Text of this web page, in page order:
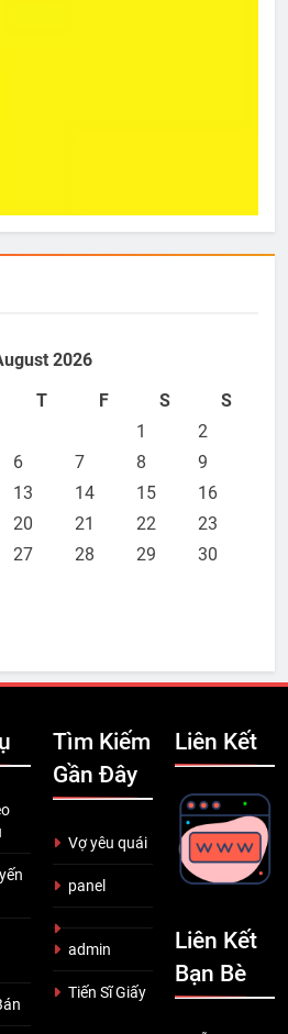
2026
T F S
S
1
2
6 7 8
9
13 14 15
16
20 21 22
23
27 28 29
30
Tìm Kiếm
Gần Đây
Vợ yêu quái
panel
admin
Tiến Sĩ Giấy
Liên Kết
Liên Kết
Bạn Bè